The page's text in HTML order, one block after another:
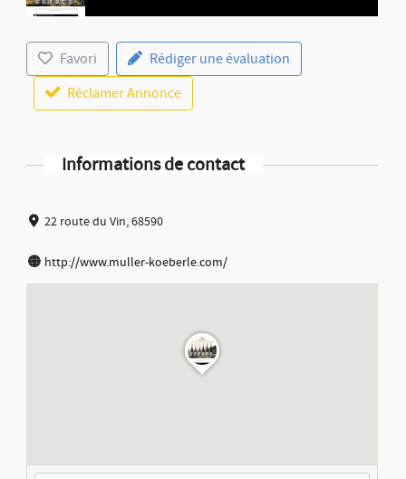
Favori
Rédiger une évaluation
Réclamer Annonce
Informations de contact
22 route du Vin, 68590
http://www.muller-koeberle.com/